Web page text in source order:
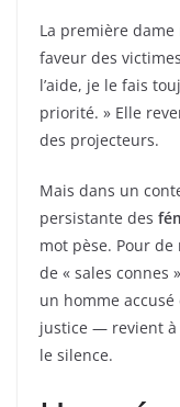
La première
faveur des
l’aide, je le fais
priorité. » Elle
des projecteurs.
Mais dans un
persistante des
mot pèse. Pour
de « sales connes
un homme
justice — revient à
le silence.